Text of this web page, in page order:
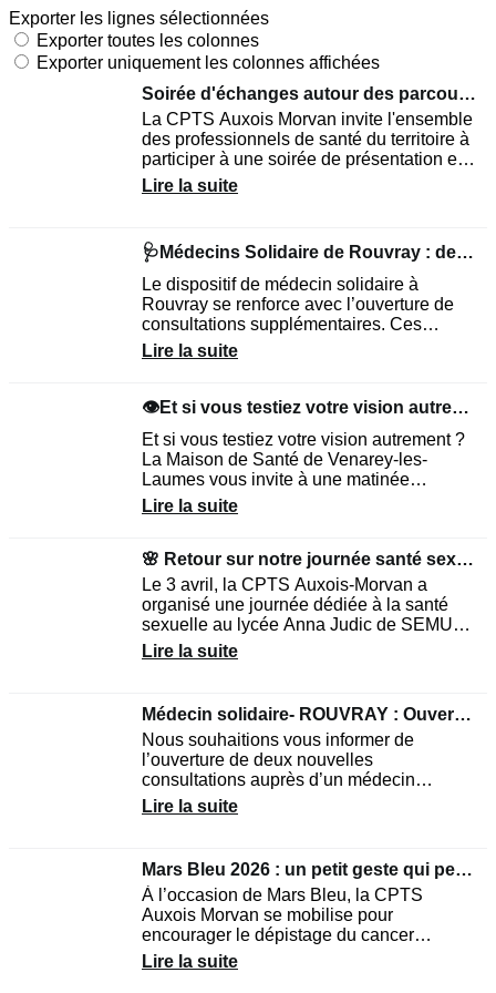
Exporter les lignes sélectionnées
Exporter toutes les colonnes
Exporter uniquement les colonnes affichées
Soirée d'échanges autour des parcours de soins – 18 juin 2026
La CPTS Auxois Morvan invite l'ensemble
des professionnels de santé du territoire à
participer à une soirée de présentation et
de débat autour des parcours de soins «...
Lire la suite
🩺Médecins Solidaire de Rouvray : de nouveaux créneaux disponibles
Le dispositif de médecin solidaire à
Rouvray se renforce avec l’ouverture de
consultations supplémentaires. Ces
nouveaux créneaux permettent
d’augmenter l’offre de rendez-vous...
Lire la suite
👁️Et si vous testiez votre vision autrement?
Et si vous testiez votre vision autrement ?
La Maison de Santé de Venarey-les-
Laumes vous invite à une matinée
originale de sensibilisation le mardi 28
avril à partir de...
Lire la suite
🌸 Retour sur notre journée santé sexuelle du 3 avril
Le 3 avril, la CPTS Auxois-Morvan a
organisé une journée dédiée à la santé
sexuelle au lycée Anna Judic de SEMUR,
à destination des élèves de seconde, en
partenariat avec le...
Lire la suite
Médecin solidaire- ROUVRAY : Ouverture de nouvelles consultations
Nous souhaitions vous informer de
l’ouverture de deux nouvelles
consultations auprès d’un médecin
solidaire, Dr COLOMBO au cabinet
médical de ROUVRAY, les vendredis 03
Lire la suite
Mars Bleu 2026 : un petit geste qui peut sauver des vies
À l’occasion de Mars Bleu, la CPTS
Auxois Morvan se mobilise pour
encourager le dépistage du cancer
colorectal.Un message simple :👉 Vous
Lire la suite